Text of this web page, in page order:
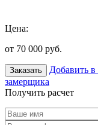
Цена:
от 70 000 руб.
Заказать Добавить в
замерщика
Получить расчет